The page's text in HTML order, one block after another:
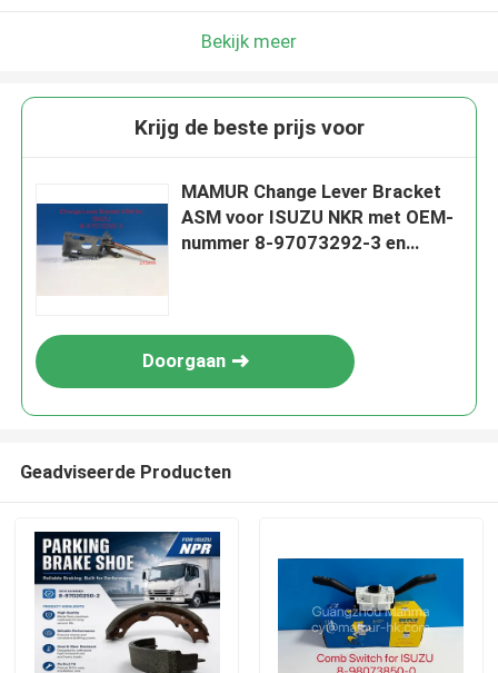
Bekijk meer
Krijg de beste prijs voor
MAMUR Change Lever Bracket
ASM voor ISUZU NKR met OEM-
nummer 8-97073292-3 en
Doorgaan
Geadviseerde Producten